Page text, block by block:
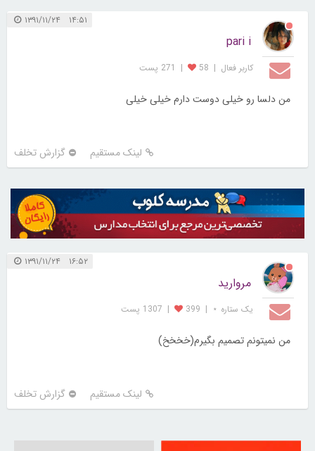
۱۴:۵۱ ۱۳۹۱/۱۱/۲۴
pari i
کاربر فعال |
58
| 271 پست
من دلسا رو خیلی دوست دارم خیلی خیلی
لینک مستقیم گزارش تخلف
۱۶:۵۲ ۱۳۹۱/۱۱/۲۴
مروارید
یک ستاره ⋆ |
399
| 1307 پست
من نمیتونم تصمیم بگیرم(خخخخ)
لینک مستقیم گزارش تخلف